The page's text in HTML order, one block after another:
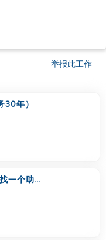
举报此工作
30年）
一个助